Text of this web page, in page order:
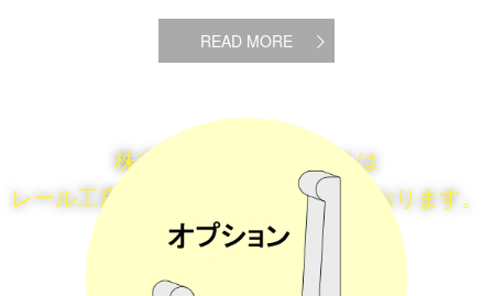
株式会社シーシーエイチは
レール工房ColoColoHouseを運営しております。
READ MORE